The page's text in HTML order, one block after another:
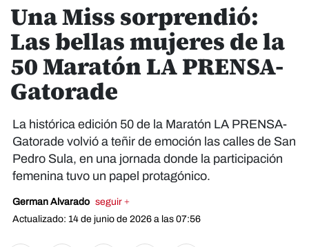
Una Miss sorprendió:
Las bellas mujeres de la
50 Maratón LA PRENSA-
Gatorade
La histórica edición 50 de la Maratón LA PRENSA-
Gatorade volvió a teñir de emoción las calles de San
Pedro Sula, en una jornada donde la participación
femenina tuvo un papel protagónico.
German Alvarado seguir +
Actualizado: 14 de junio de 2026 a las 07:56